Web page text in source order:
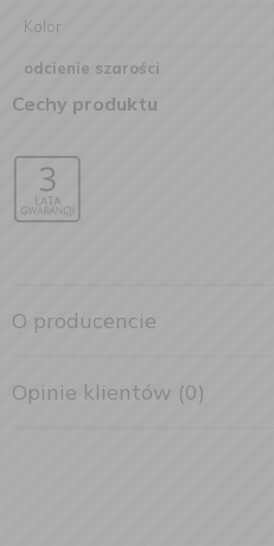
Kolor
odcienie szarości
Cechy produktu
O producencie
Opinie klientów (0)